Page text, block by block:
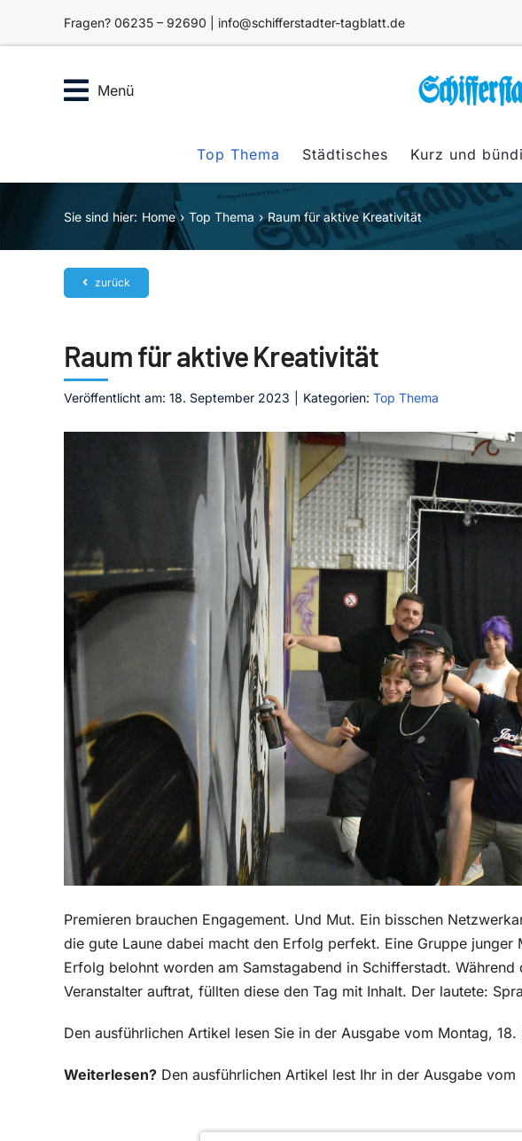
Fragen? 06235 – 92690 | info@schifferstadter-tagblatt.de
Menü
Top Thema Städtisches Kurz und
Sie sind hier: Home Top Thema Raum für aktive Kreativität
zurück
Raum für aktive Kreativität
Veröffentlicht am: 18. September 2023 Kategorien: Top Thema
Premieren brauchen Engagement. Und Mut. Ein bisschen
die gute Laune dabei macht den Erfolg perfekt. Eine Gruppe junger
Erfolg belohnt worden am Samstagabend in Schifferstadt.
Veranstalter auftrat, füllten diese den Tag mit Inhalt. Der lautete:
Den ausführlichen Artikel lesen Sie in der Ausgabe vom Montag,
Weiterlesen? Den ausführlichen Artikel lest Ihr in der Ausgabe vom